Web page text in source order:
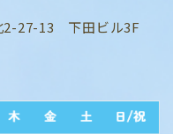
2-27-13 下田ビル3F